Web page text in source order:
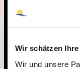
Wir schätzen
Wir und unsere